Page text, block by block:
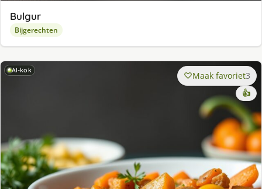
Bulgur
Bijgerechten
AI-kok Maak favoriet3
👍